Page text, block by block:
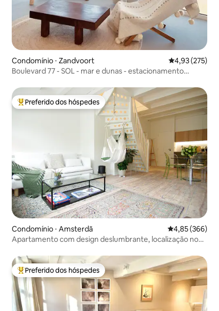
Condomínio ⋅ Zandvoort 4,93 de uma
4,93 (275)
Boulevard 77 - SOL - mar e dunas - estacionamento
Entre os melhores preferidos dos hóspedes
Preferido dos hóspedes
Condomínio ⋅ Amsterdã 4,85 de uma
4,85 (366)
Apartamento com design deslumbrante, localização no
Entre os melhores preferidos dos hóspedes
Preferido dos hóspedes